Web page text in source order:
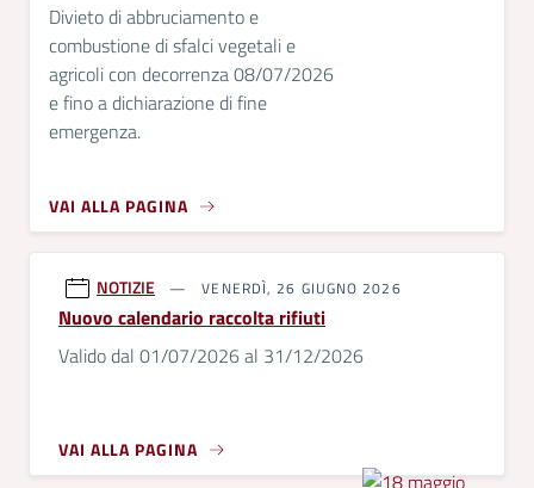
Divieto di abbruciamento e
combustione di sfalci vegetali e
agricoli con decorrenza 08/07/2026
e fino a dichiarazione di fine
emergenza.
VAI ALLA PAGINA
NOTIZIE VENERDÌ, 26 GIUGNO 2026
Nuovo calendario raccolta rifiuti
Valido dal 01/07/2026 al 31/12/2026
VAI ALLA PAGINA